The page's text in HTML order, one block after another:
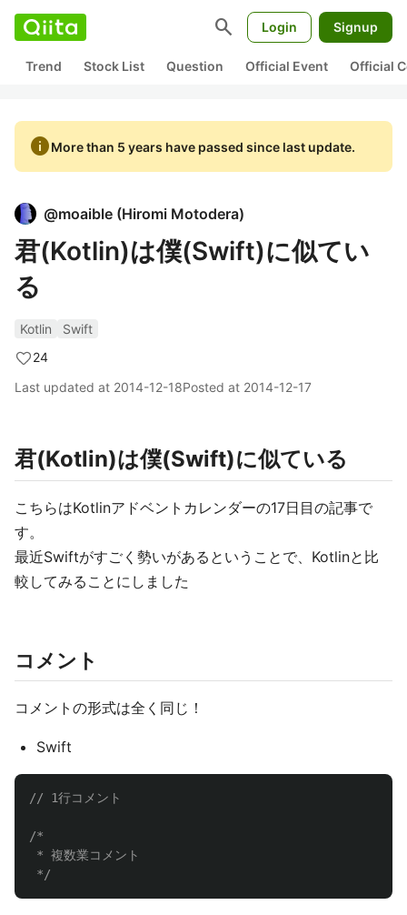
search Login Signup
Trend Stock List Question Official Event Official
infoMore than 5 years have passed since last update.
@moaible (Hiromi Motodera)
君(Kotlin)は僕(Swift)に似てい
る
Kotlin
Swift
24
Last updated at 2014-12-18Posted at 2014-12-17
君(Kotlin)は僕(Swift)に似ている
こちらはKotlinアドベントカレンダーの17日目の記事で
す。
最近Swiftがすごく勢いがあるということで、Kotlinと比
較してみることにしました
コメント
コメントの形式は全く同じ！
Swift
// 1行コメント
/*
* 複数業コメント
*/